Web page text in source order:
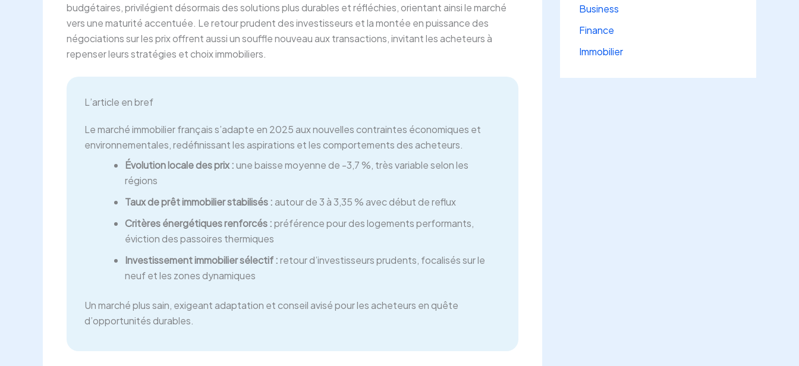
budgétaires, privilégient désormais des solutions plus durables et réfléchies, orientant ainsi le marché
vers une maturité accentuée. Le retour prudent des investisseurs et la montée en puissance des
négociations sur les prix offrent aussi un souffle nouveau aux transactions, invitant les acheteurs à
repenser leurs stratégies et choix immobiliers.
L’article en bref
Le marché immobilier français s’adapte en 2025 aux nouvelles contraintes économiques et
environnementales, redéfinissant les aspirations et les comportements des acheteurs.
Évolution locale des prix :une baisse moyenne de -3,7 %, très variable selon les
régions
Taux de prêt immobilier stabilisés :autour de 3 à 3,35 % avec début de reflux
Critères énergétiques renforcés :préférence pour des logements performants,
éviction des passoires thermiques
Investissement immobilier sélectif :retour d’investisseurs prudents, focalisés sur le
neuf et les zones dynamiques
Un marché plus sain, exigeant adaptation et conseil avisé pour les acheteurs en quête
d’opportunités durables.
Business
Finance
Immobilier